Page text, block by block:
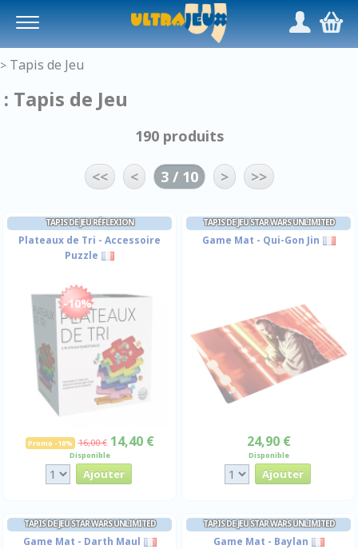
/,
> Tapis de Jeu
: Tapis de Jeu
190 produits
<< < 3 / 10 > >>
TAPIS DE JEU RÉFLEXION
Plateaux de Tri - Accessoire
Puzzle
-10%
Promo -10% 16,00 € 14,40 €
Disponible
TAPIS DE JEU STAR WARS UNLIMITED
Game Mat - Qui-Gon Jin
24,90 €
Disponible
TAPIS DE JEU STAR WARS UNLIMITED
Game Mat - Darth Maul
TAPIS DE JEU STAR WARS UNLIMITED
Game Mat - Baylan